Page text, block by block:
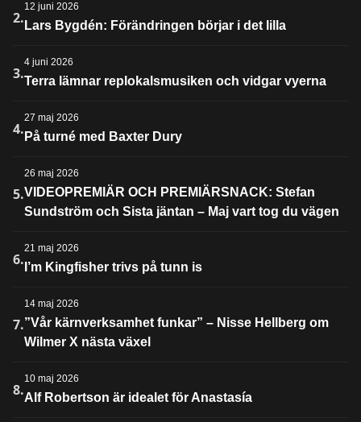
2.
12 juni 2026
Lars Bygdén: Förändringen börjar i det lilla
3.
4 juni 2026
Terra lämnar replokalsmusiken och vidgar vyerna
4.
27 maj 2026
På turné med Baxter Dury
5.
26 maj 2026
VIDEOPREMIÄR OCH PREMIÄRSNACK: Stefan
Sundström och Sista jäntan – Maj vart tog du vägen
6.
21 maj 2026
I’m Kingfisher trivs på tunn is
7.
14 maj 2026
”Vår kärnverksamhet funkar” – Nisse Hellberg om
Wilmer X nästa växel
8.
10 maj 2026
Alf Robertson är idealet för Anastasía